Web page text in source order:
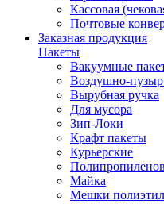
Кассовая
Почтовые
Заказная продукция
Пакеты
Вакуумные
Воздушно-
Вырубная ручка
Для мусора
Зип-Локи
Крафт пакеты
Курьерские
Майка
Мешки